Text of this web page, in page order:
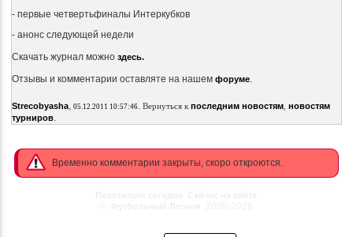
- первые четвертьфиналы Интеркубков
- анонс следующей недели
Скачать журнал можно здесь.
Отзывы и комментарии оставляте на нашем форуме.
Strecobyasha, 05.12.2011 10:57:46. Вернуться к последним новостям, новостям
турниров.
Временно комментарии закрыты, скоро откроются.